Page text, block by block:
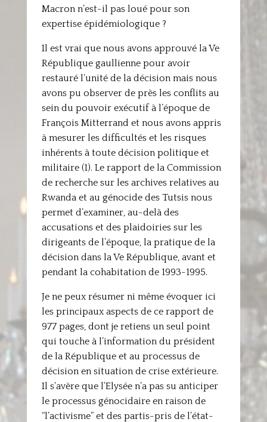
Macron n’est-il pas loué pour son
expertise épidémiologique ?
Il est vrai que nous avons approuvé la Ve
République gaullienne pour avoir
restauré l’unité de la décision mais nous
avons pu observer de près les conflits au
sein du pouvoir exécutif à l’époque de
François Mitterrand et nous avons appris
à mesurer les difficultés et les risques
inhérents à toute décision politique et
militaire (1). Le rapport de la Commission
de recherche sur les archives relatives au
Rwanda et au génocide des Tutsis nous
permet d’examiner, au-delà des
accusations et des plaidoiries sur les
dirigeants de l’époque, la pratique de la
décision dans la Ve République, avant et
pendant la cohabitation de 1993-1995.
Je ne peux résumer ni même évoquer ici
les principaux aspects de ce rapport de
977 pages, dont je retiens un seul point
qui touche à l’information du président
de la République et au processus de
décision en situation de crise extérieure.
Il s’avère que l’Elysée n’a pas su anticiper
le processus génocidaire en raison de
“l’activisme” et des partis-pris de l’état-